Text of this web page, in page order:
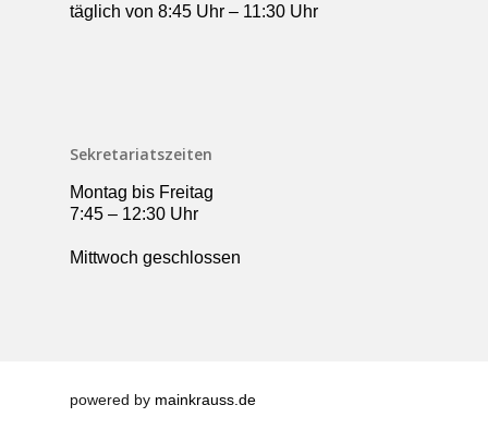
täglich von 8:45 Uhr – 11:30 Uhr
Sekretariatszeiten
Montag bis Freitag
7:45 – 12:30 Uhr
Mittwoch geschlossen
powered by mainkrauss.de